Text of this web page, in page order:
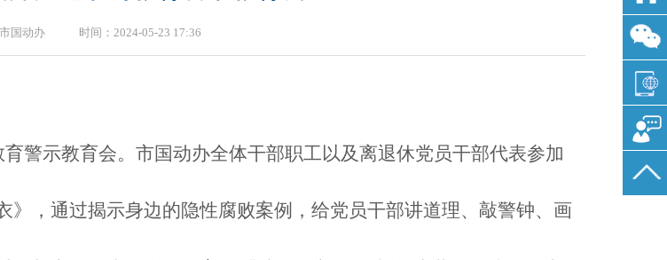
市国动办 时间：2024-05-23 17:36
警示教育会。市国动办全体干部职工以及离退休党员干部代表参加
，通过揭示身边的隐性腐败案例，给党员干部讲道理、敲警钟、画